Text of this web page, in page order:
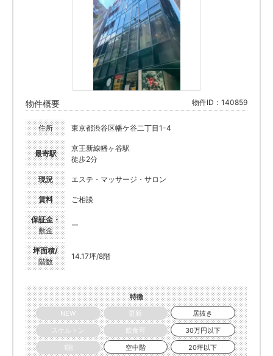
物件概要 物件ID：140859
住所 東京都渋谷区幡ケ谷二丁目1-4
最寄駅
京王新線幡ヶ谷駅
徒歩2分
現況 エステ・マッサージ・サロン
賃料 ご相談
保証金・
敷金
ー
坪面積/
階数
14.17坪/8階
特徴
NEW
更新
居抜き
スケルトン
飲食可
30万円以下
1階
空中階
20坪以下